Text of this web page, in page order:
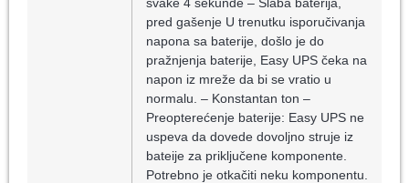
pred gašenje U trenutku isporučivanja
napona sa baterije, došlo je do
pražnjenja baterije, Easy UPS čeka na
napon iz mreže da bi se vratio u
normalu. – Konstantan ton –
Preopterećenje baterije: Easy UPS ne
uspeva da dovede dovoljno struje iz
bateije za priključene komponente.
Potrebno je otkačiti neku komponentu.